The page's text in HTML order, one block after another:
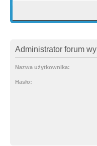
Administrator forum
Nazwa użytkownika:
Hasło: